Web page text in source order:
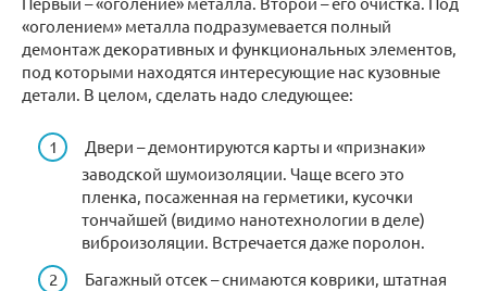
«оголением» металла подразумевается полный
демонтаж декоративных и функциональных элементов,
под которыми находятся интересующие нас кузовные
детали. В целом, сделать надо следующее:
Двери – демонтируются карты и «признаки»
заводской шумоизоляции. Чаще всего это
пленка, посаженная на герметики, кусочки
тончайшей (видимо нанотехнологии в деле)
виброизоляции. Встречается даже поролон.
Багажный отсек – снимаются коврики, штатная